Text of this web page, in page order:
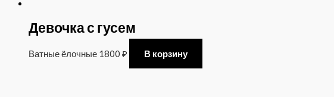
Девочка с гусем
Ватные ёлочные 1800 ₽ В корзину